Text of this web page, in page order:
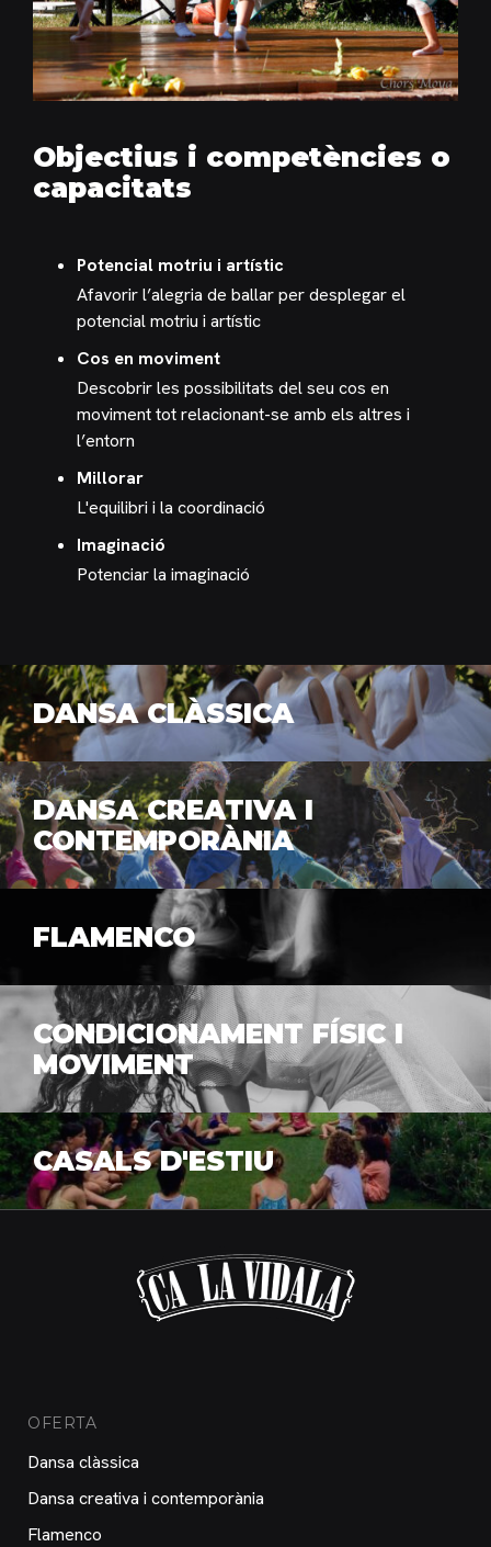
Objectius i competències o
capacitats
Potencial motriu i artístic
Afavorir l’alegria de ballar per desplegar el
potencial motriu i artístic
Cos en moviment
Descobrir les possibilitats del seu cos en
moviment tot relacionant-se amb els altres i
l’entorn
Millorar
L'equilibri i la coordinació
Imaginació
Potenciar la imaginació
DANSA CLÀSSICA
DANSA CREATIVA I
CONTEMPORÀNIA
FLAMENCO
CONDICIONAMENT FÍSIC I
MOVIMENT
CASALS D'ESTIU
OFERTA
Dansa clàssica
Dansa creativa i contemporània
Flamenco